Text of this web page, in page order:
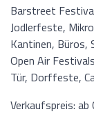
Barstreet
Jodlerfeste,
Kantinen, Büros,
Open Air
Tür, Dorffeste,
Verkaufspreis: